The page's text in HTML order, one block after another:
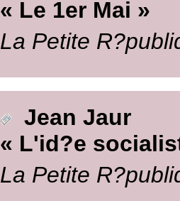
« Le 1er Mai »
La Petite
Jean Jaur
« L'id?e
La Petite